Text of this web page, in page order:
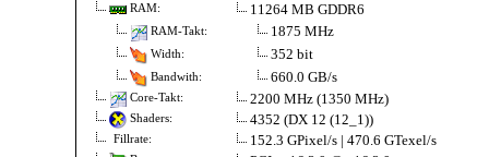
RAM: 11264 MB GDDR6
RAM-Takt: 1875 MHz
Width: 352 bit
Bandwith: 660.0 GB/s
Core-Takt: 2200 MHz (1350 MHz)
Shaders: 4352 (DX 12 (12_1))
Fillrate: 152.3 GPixel/s | 470.6 GTexel/s